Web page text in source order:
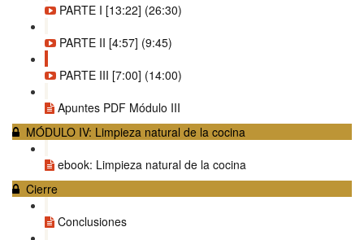
PARTE I [13:22] (26:30)
PARTE II [4:57] (9:45)
PARTE III [7:00] (14:00)
Apuntes PDF Módulo III
MÓDULO IV: Limpieza natural de la cocina
ebook: Limpieza natural de la cocina
Cierre
Conclusiones